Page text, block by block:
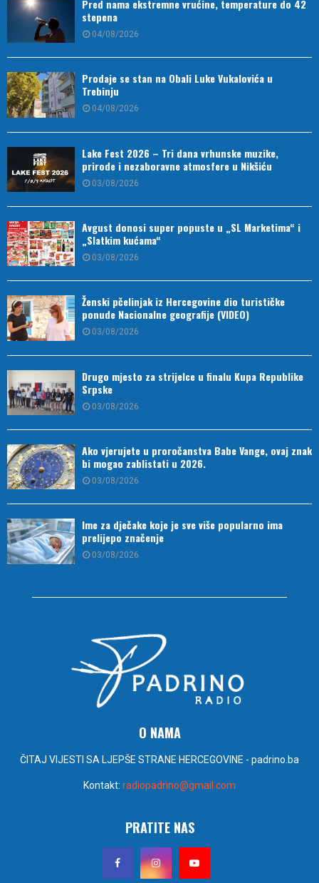
Pred nama ekstremne vrućine, temperature do 42
stepena
04/08/2026
Prodaje se stan na Obali Luke Vukalovića u
Trebinju
04/08/2026
Lake Fest 2026 – Tri dana vrhunske muzike,
prirode i nezaboravne atmosfere u Nikšiću
03/08/2026
Avgust donosi super popuste u „SL Marketima“ i
„Slatkim kućama“
03/08/2026
Ženski pčelinjak iz Hercegovine dio turističke
ponude Nacionalne geografije (VIDEO)
03/08/2026
Drugo mjesto za strijelce u finalu Kupa Republike
Srpske
03/08/2026
Ako vjerujete u proročanstva Babe Vange, ovaj znak
bi mogao zablistati u 2026.
03/08/2026
Ime za dječake koje je sve više popularno ima
prelijepo značenje
03/08/2026
O NAMA
ČITAJ VIJESTI SA LJEPŠE STRANE HERCEGOVINE - padrino.ba
Kontakt: radiopadrino@gmail.com
PRATITE NAS